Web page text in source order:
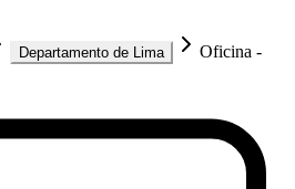
Departamento de Lima
Oficina -